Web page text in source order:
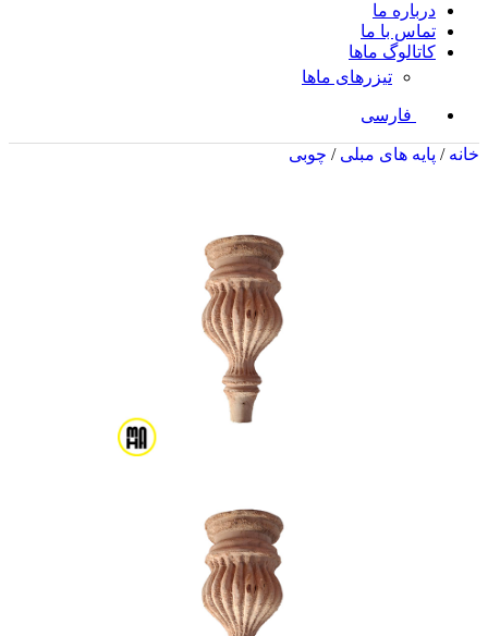
درباره ما
تماس با ما
کاتالوگ ماها
تیزرهای ماها
فارسی
خانه/ پایه های مبلی/ چوبی